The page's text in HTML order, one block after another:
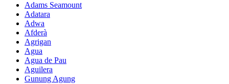
Adams Seamount
Adatara
Adwa
Afderà
Agrigan
Agua
Agua de Pau
Aguilera
Gunung Agung